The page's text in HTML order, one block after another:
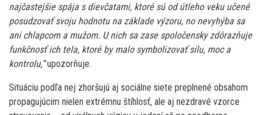
najčastejšie spája s dievčatami, ktoré sú od útleho veku učené
posudzovať svoju hodnotu na základe výzoru, no nevyhýba sa
ani chlapcom a mužom. U nich sa zase spoločensky zdôrazňuje
funkčnosť ich tela, ktoré by malo symbolizovať silu, moc a
kontrolu,“upozorňuje.
Situáciu podľa nej zhoršujú aj sociálne siete preplnené obsahom
propagujúcim nielen extrémnu štíhlosť, ale aj nezdravé vzorce